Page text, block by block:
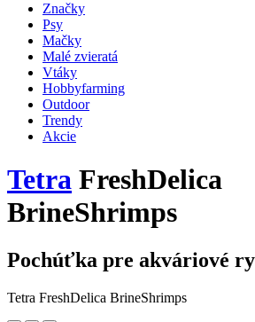
Značky
Psy
Mačky
Malé zvieratá
Vtáky
Hobbyfarming
Outdoor
Trendy
Akcie
Tetra FreshDelica
BrineShrimps
Pochúťka pre akváriové
Tetra FreshDelica BrineShrimps